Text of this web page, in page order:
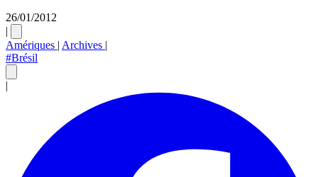
26/01/2012
|
Amériques | Archives |
#Brésil
|